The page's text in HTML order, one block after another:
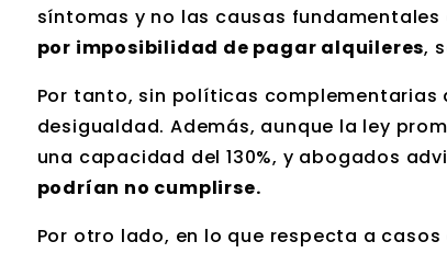
síntomas y no las causas
por imposibilidad de pagar alquileres,
Por tanto, sin políticas
desigualdad. Además, aunque la ley
una capacidad del 130%, y abogados
podrían no cumplirse.
Por otro lado, en lo que respecta a